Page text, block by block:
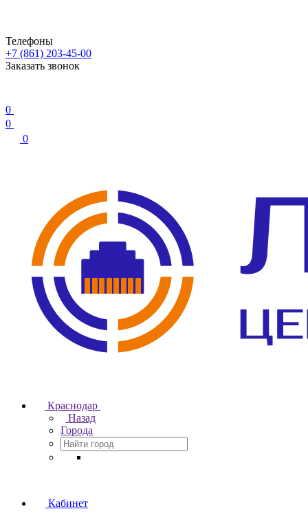
Телефоны
+7 (861) 203-45-00
Заказать звонок
0
0
0
Краснодар
Назад
Города
Кабинет